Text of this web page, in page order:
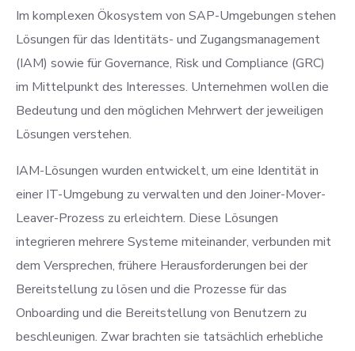
Im komplexen Ökosystem von SAP-Umgebungen stehen
Lösungen für das Identitäts- und Zugangsmanagement
(IAM) sowie für Governance, Risk und Compliance (GRC)
im Mittelpunkt des Interesses. Unternehmen wollen die
Bedeutung und den möglichen Mehrwert der jeweiligen
Lösungen verstehen.
IAM-Lösungen wurden entwickelt, um eine Identität in
einer IT-Umgebung zu verwalten und den Joiner-Mover-
Leaver-Prozess zu erleichtern. Diese Lösungen
integrieren mehrere Systeme miteinander, verbunden mit
dem Versprechen, frühere Herausforderungen bei der
Bereitstellung zu lösen und die Prozesse für das
Onboarding und die Bereitstellung von Benutzern zu
beschleunigen. Zwar brachten sie tatsächlich erhebliche